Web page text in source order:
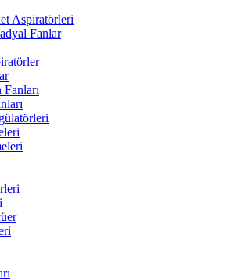
Aspiratörleri
Fanlar